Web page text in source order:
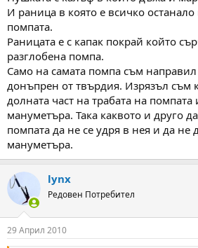
И раница в която е всичко
помпата.
Раницата е с капак покрай който
разглобена помпа.
Само на самата помпа съм
донъпрен от твърдия. Изрязъл съм
долната част на трабата на
мануметъра. Така каквото и друго
помпата да не се удря в нея и да не
мануметъра.
lynx
Редовен Потребител
29 Април 2010